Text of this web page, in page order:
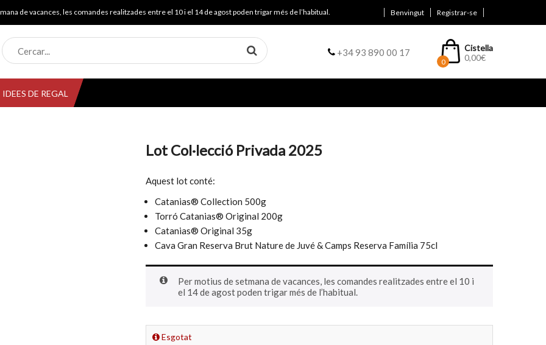
Benvingut Registrar-se
de vacances, les comandes realitzades entre el 10 i el 14 de agost poden trigar més de l’habitual.
Cistella
0,00€
0
+34 93 890 00 17
IDEES DE REGAL
Lot Col·lecció Privada 2025
Aquest lot conté:
Catanias® Collection 500g
Torró Catanias® Original 200g
Catanias® Original 35g
Cava Gran Reserva Brut Nature de Juvé & Camps Reserva Família 75cl
Per motius de setmana de vacances, les comandes realitzades entre el 10 i
el 14 de agost poden trigar més de l’habitual.
Esgotat